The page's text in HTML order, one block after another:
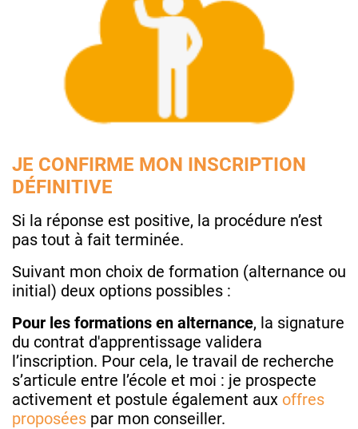
JE CONFIRME MON INSCRIPTION
DÉFINITIVE
Si la réponse est positive, la procédure n’est
pas tout à fait terminée.
Suivant mon choix de formation (alternance ou
initial) deux options possibles :
Pour les formations en alternance, la signature
du contrat d'apprentissage validera
l’inscription. Pour cela, le travail de recherche
s’articule entre l’école et moi : je prospecte
activement et postule également aux offres
proposées par mon conseiller.